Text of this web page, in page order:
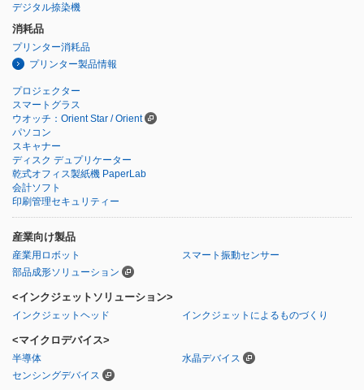
デジタル捺染機
消耗品
プリンター消耗品
プリンター製品情報
プロジェクター
スマートグラス
ウオッチ：Orient Star / Orient
パソコン
スキャナー
ディスク デュプリケーター
乾式オフィス製紙機 PaperLab
会計ソフト
印刷管理セキュリティー
産業向け製品
産業用ロボット
スマート振動センサー
部品成形ソリューション
<インクジェットソリューション>
インクジェットヘッド インクジェットによるものづくり
<マイクロデバイス>
半導体
水晶デバイス
センシングデバイス